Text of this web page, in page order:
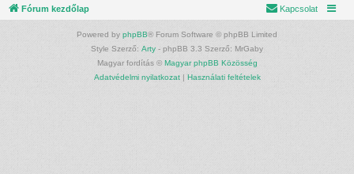
Fórum kezdőlap Kapcsolat
Powered by phpBB® Forum Software © phpBB Limited
Style Szerző: Arty - phpBB 3.3 Szerző: MrGaby
Magyar fordítás © Magyar phpBB Közösség
Adatvédelmi nyilatkozat| Használati feltételek